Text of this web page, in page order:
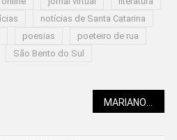
notícias de Santa Catarina
poesias
poeteiro de rua
São Bento do Sul